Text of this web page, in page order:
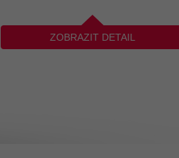
ZOBRAZIT DETAIL